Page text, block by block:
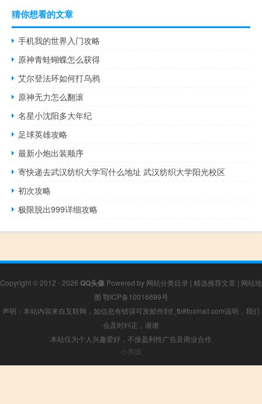
猜你想看的文章
手机我的世界入门攻略
原神青蛙蝴蝶怎么获得
艾尔登法环如何打乌鸦
原神无力怎么翻滚
名星小沈阳多大年纪
足球英雄攻略
最新小炮出装顺序
寄快递去武汉纺织大学写什么地址 武汉纺织大学阳光校区
初次攻略
极限脱出999详细攻略
Copyright © 2012 - 2026 QQ头像 Powered by 网站分类目录 | 精选推荐文章 | 网站地
图 鄂ICP备10016699号
声明：本站内容来自互联网，如信息有错误可发邮件到f_fb#foxmail.com说明，我们
会及时纠正，谢谢
本站仅为个人兴趣爱好，不接盈利性广告及商业合作
小男孩